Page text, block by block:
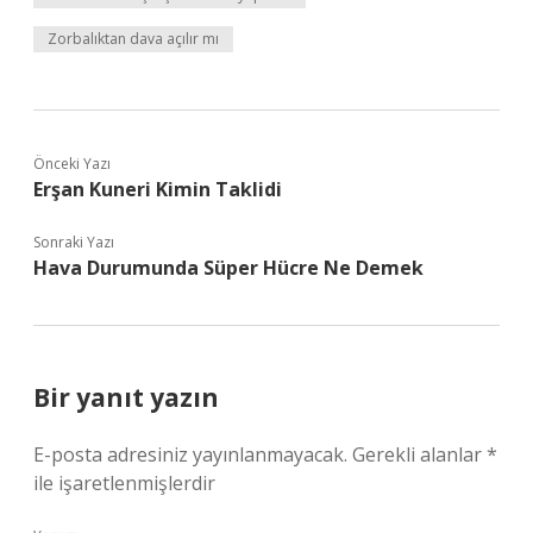
Zorbalıktan dava açılır mı
Önceki Yazı
Erşan Kuneri Kimin Taklidi
Sonraki Yazı
Hava Durumunda Süper Hücre Ne Demek
Bir yanıt yazın
E-posta adresiniz yayınlanmayacak. Gerekli alanlar*
ile işaretlenmişlerdir